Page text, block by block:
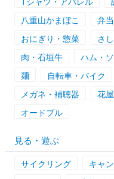
八重山かまぼこ
弁当
おにぎり・惣菜
さ
肉・石垣牛
ハム・
麺
自転車・バイク
メガネ・補聴器
花屋
オードブル
見る・遊ぶ
サイクリング キャ